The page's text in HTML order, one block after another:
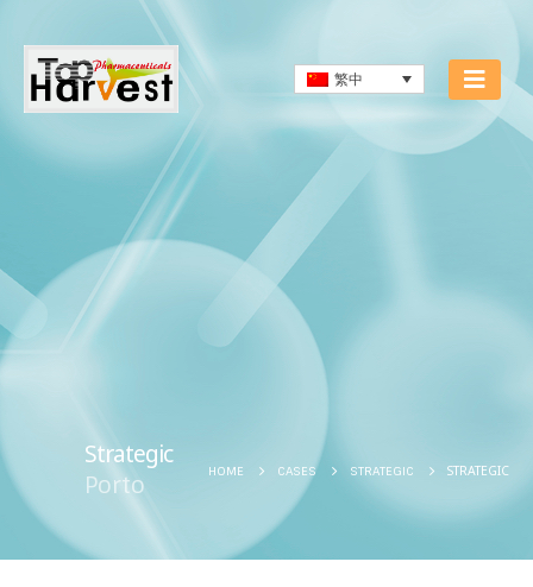
繁中
Strategic
Porto HOME CASES STRATEGIC STRATEGIC